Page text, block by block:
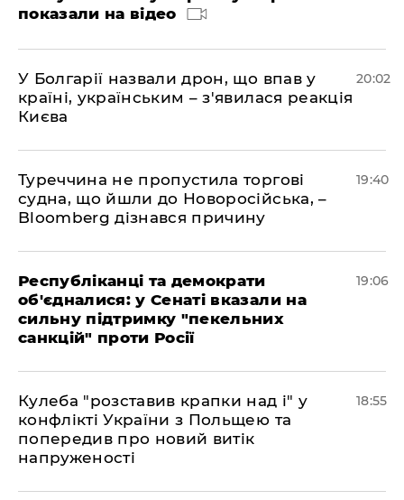
показали на відео
У Болгарії назвали дрон, що впав у
країні, українським – з'явилася реакція
Києва
20:02
Туреччина не пропустила торгові
судна, що йшли до Новоросійська, –
Bloomberg дізнався причину
19:40
Республіканці та демократи
об'єдналися: у Сенаті вказали на
сильну підтримку "пекельних
санкцій" проти Росії
19:06
Кулеба "розставив крапки над і" у
конфлікті України з Польщею та
попередив про новий витік
напруженості
18:55